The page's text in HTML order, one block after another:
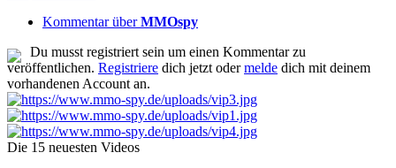
Kommentar überMMOspy
Du musst registriert sein um einen Kommentar zu
veröffentlichen. Registriere dich jetzt odermelde dich mit deinem
vorhandenen Account an.
Die 15 neuesten Videos